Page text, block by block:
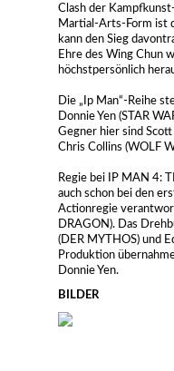
Clash der
Martial-Arts-Form ist
kann den Sieg
Ehre des Wing Chun
höchstpersönlich
Die „Ip Man“-Reihe
Donnie Yen (STAR
Gegner hier sind
Chris Collins (WOLF
Regie bei IP MAN 4:
auch schon bei den
Actionregie
DRAGON). Das
(DER MYTHOS) und
Produktion
Donnie Yen.
BILDER